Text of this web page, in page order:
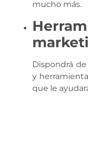
mucho más.
Dispondrá
y
que le